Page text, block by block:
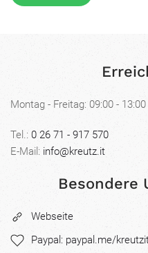
Montag - Freitag: 09:00 -
Tel.: 0 26 71 - 917 570
E-Mail: info@kreutz.it
Besondere
Webseite
Paypal: paypal.me/